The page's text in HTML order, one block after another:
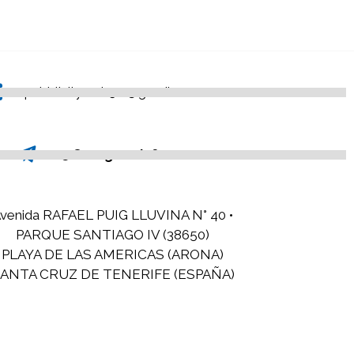
pubblicityweb3.0@gmail.com
@Omegawsinfo
RAFAEL PUIG LLUVINA N° 40 •
PARQUE SANTIAGO IV (38650)
PLAYA DE LAS AMERICAS (ARONA)
CRUZ DE TENERIFE (ESPAÑA)